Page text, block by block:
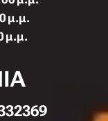
μ.μ.
μ.μ.